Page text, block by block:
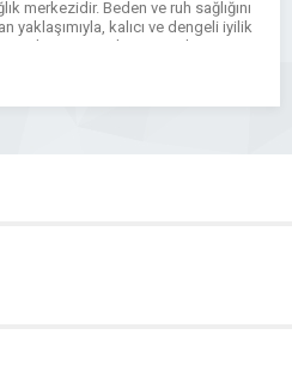
merkezidir. Beden ve ruh sağlığını
yaklaşımıyla, kalıcı ve dengeli iyilik
danışan için kişiye özel